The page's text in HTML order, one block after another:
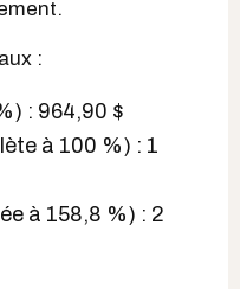
:
: 964,90 $
à 100 %) : 1
à 158,8 %) : 2